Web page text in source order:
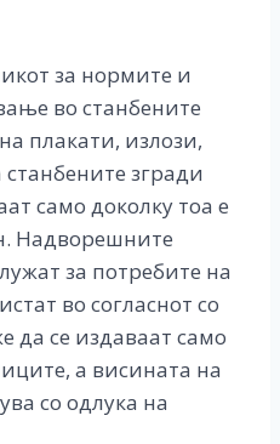
за нормите и
во станбените
плакати, излози,
згради
само доколку тоа е
Надворешните
за потребите на
во согласнот со
да се издаваат само
а висината на
со одлука на